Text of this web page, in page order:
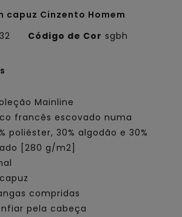
capuz Cinzento Homem
Código de Cor sgbh
Mainline
francês escovado numa
poliéster, 30% algodão e 30%
[280 g/m2]
compridas
pela cabeça